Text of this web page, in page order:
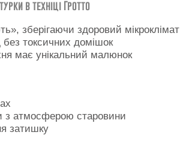
в техніці Гротто
зберігаючи здоровий мікроклімат
без токсичних домішок
має унікальний малюнок
з атмосферою старовини
затишку